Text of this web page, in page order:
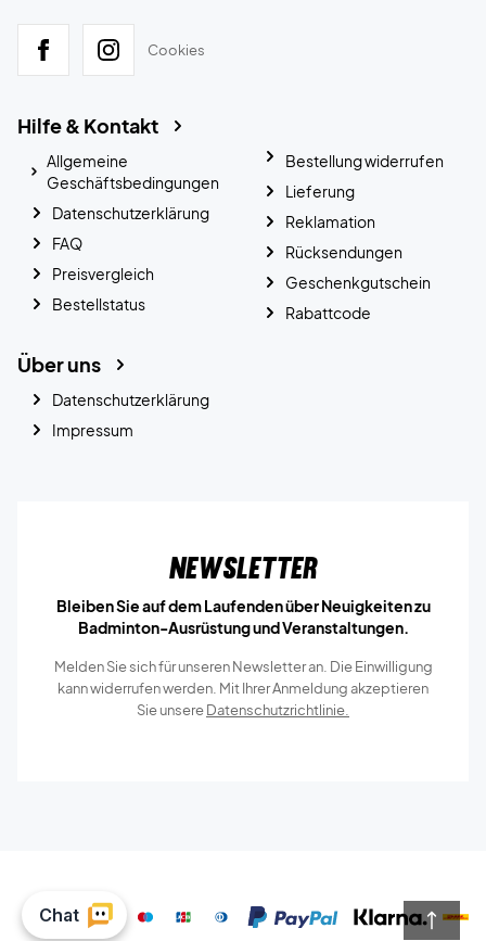
Cookies
Hilfe & Kontakt
Allgemeine
Geschäftsbedingungen
Datenschutzerklärung
FAQ
Preisvergleich
Bestellstatus
Bestellung widerrufen
Lieferung
Reklamation
Rücksendungen
Geschenkgutschein
Rabattcode
Über uns
Datenschutzerklärung
Impressum
Newsletter
Bleiben Sie auf dem Laufenden über Neuigkeiten zu
Badminton-Ausrüstung und Veranstaltungen.
Melden Sie sich für unseren Newsletter an. Die Einwilligung
kann widerrufen werden. Mit Ihrer Anmeldung akzeptieren
Sie unsereDatenschutzrichtlinie.